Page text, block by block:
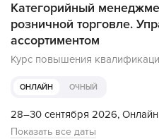
Категорийный
розничной торговле.
ассортиментом
Курс повышения
ОНЛАЙН ОЧНЫЙ
28–30 сентября 2026, Онлайн
Показать все даты